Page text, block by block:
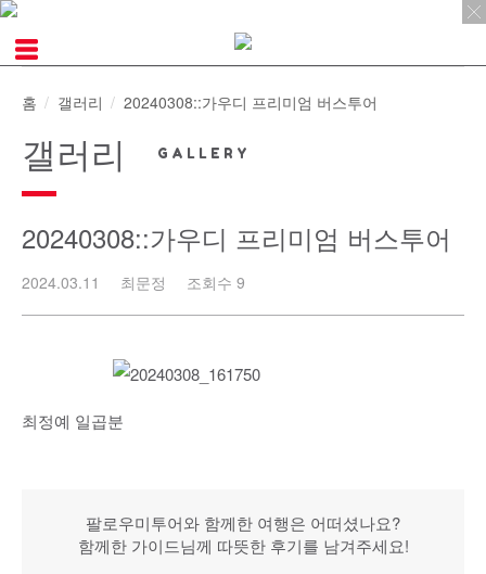
Skip
content
홈 갤러리 20240308::가우디 프리미엄 버스투어
갤러리
20240308::가우디 프리미엄 버스투어
2024.03.11 최문정 조회수 9
최정예 일곱분
팔로우미투어와 함께한 여행은 어떠셨나요?
함께한 가이드님께 따뜻한 후기를 남겨주세요!